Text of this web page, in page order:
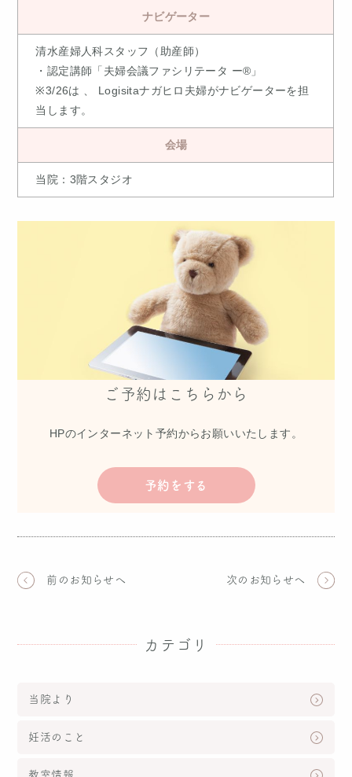
ナビゲーター
清水産婦人科スタッフ（助産師）
・認定講師「夫婦会議ファシリテータ ー®」
※3/26は 、 Logisitaナガヒロ夫婦がナビゲーターを担
当します。
会場
当院：3階スタジオ
ご予約はこちらから
HPのインターネット予約からお願いいたします。
予約をする
前のお知らせへ 次のお知らせへ
カテゴリ
当院より
妊活のこと
教室情報